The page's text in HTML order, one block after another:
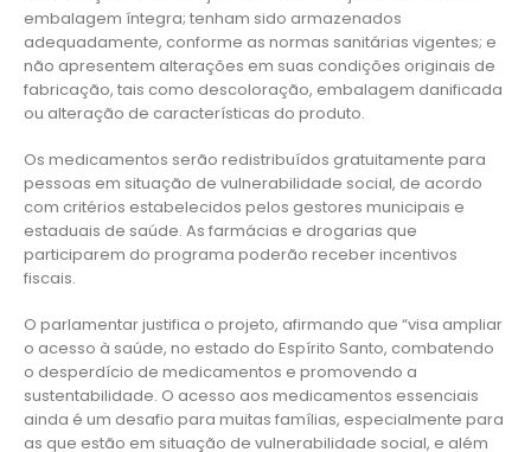
embalagem íntegra; tenham sido armazenados
adequadamente, conforme as normas sanitárias vigentes; e
não apresentem alterações em suas condições originais de
fabricação, tais como descoloração, embalagem danificada
ou alteração de características do produto.
Os medicamentos serão redistribuídos gratuitamente para
pessoas em situação de vulnerabilidade social, de acordo
com critérios estabelecidos pelos gestores municipais e
estaduais de saúde. As farmácias e drogarias que
participarem do programa poderão receber incentivos
fiscais.
O parlamentar justifica o projeto, afirmando que “visa ampliar
o acesso à saúde, no estado do Espírito Santo, combatendo
o desperdício de medicamentos e promovendo a
sustentabilidade. O acesso aos medicamentos essenciais
ainda é um desafio para muitas famílias, especialmente para
as que estão em situação de vulnerabilidade social, e além